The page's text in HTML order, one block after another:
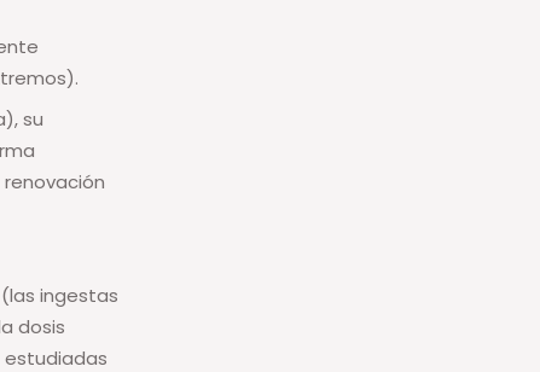
su
ingestas
dosis
estudiadas